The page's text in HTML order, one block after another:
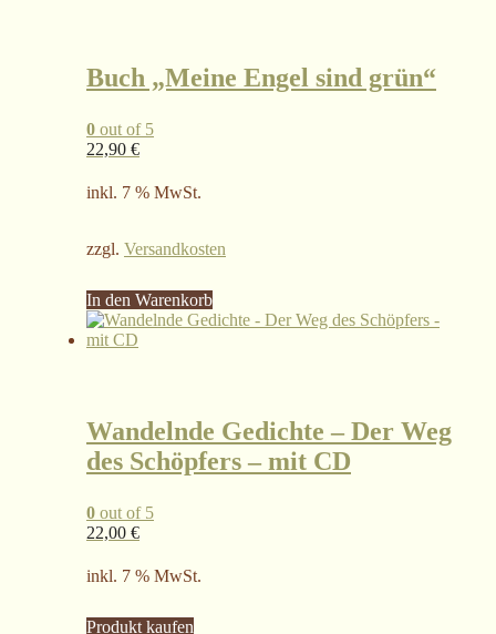
Buch „Meine Engel sind grün“
0 out of 5
22,90 €
inkl. 7 % MwSt.
zzgl. Versandkosten
In den Warenkorb
Wandelnde Gedichte – Der Weg
des Schöpfers – mit CD
0 out of 5
22,00 €
inkl. 7 % MwSt.
Produkt kaufen